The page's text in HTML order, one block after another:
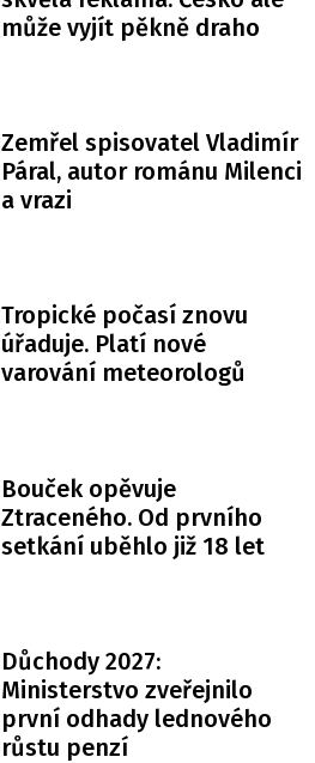
může vyjít pěkně draho
Zemřel spisovatel Vladimír
Páral, autor románu Milenci
a vrazi
Tropické počasí znovu
úřaduje. Platí nové
varování meteorologů
Bouček opěvuje
Ztraceného. Od prvního
setkání uběhlo již 18 let
Důchody 2027:
Ministerstvo zveřejnilo
první odhady lednového
růstu penzí